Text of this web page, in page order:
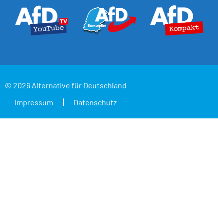
© 2026 Alternative für Deutschland
Impressum
Datenschutz